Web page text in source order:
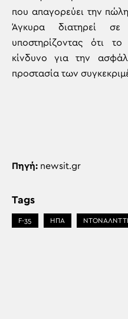
που απαγορεύει την
Άγκυρα διατηρεί
υποστηρίζοντας ότι
κίνδυνο για την
προστασία των
Πηγή: newsit.gr
Tags
F-35 ΗΠΑ ΝΤΟΝΑΛΝΤ